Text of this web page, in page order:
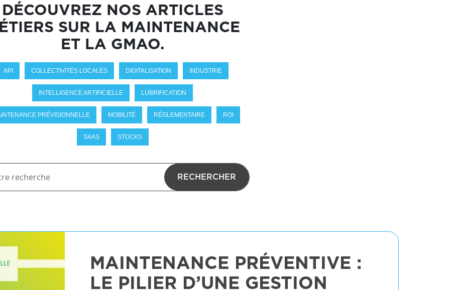
DÉCOUVREZ NOS ARTICLES
SUR LA MAINTENANCE
ET LA GMAO.
API COLLECTIVITÉS LOCALES DIGITALISATION INDUSTRIE
INTELLIGENCE ARTIFICIELLE LUBRIFICATION
PRÉVISIONNELLE MOBILITÉ RÉGLEMENTAIRE ROI
SAAS STOCKS
RECHERCHER
MAINTENANCE PRÉVENTIVE :
LE PILIER D’UNE GESTION